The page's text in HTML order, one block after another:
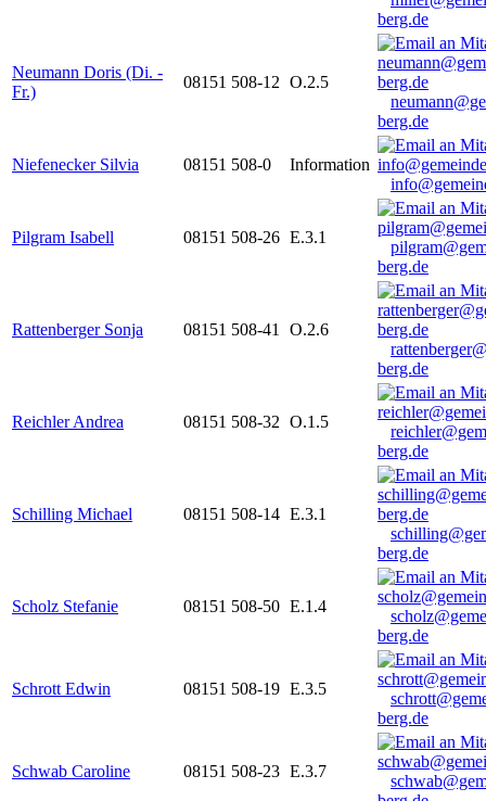
berg.de
Neumann Doris (Di. -
Fr.)
08151 508-12 O.2.5
berg.de
Niefenecker Silvia 08151 508-0
Information
Pilgram Isabell 08151 508-26 E.3.1
berg.de
Rattenberger Sonja 08151 508-41
O.2.6
berg.de
Reichler Andrea 08151 508-32 O.1.5
berg.de
Schilling Michael 08151 508-14 E.3.1
berg.de
Scholz Stefanie 08151 508-50 E.1.4
berg.de
Schrott Edwin 08151 508-19 E.3.5
berg.de
Schwab Caroline 08151 508-23 E.3.7